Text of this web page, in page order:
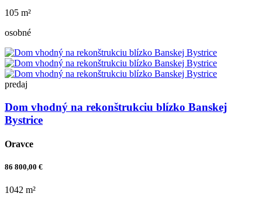
105 m²
osobné
predaj
Dom vhodný na rekonštrukciu blízko Banskej
Bystrice
Oravce
86 800,00 €
1042 m²